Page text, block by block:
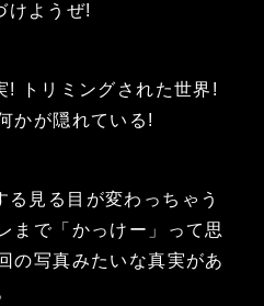
ようぜ!
! トリミングされた世界!
かが隠れている!
見る目が変わっちゃう
まで「かっけー」って思
の写真みたいな真実があ